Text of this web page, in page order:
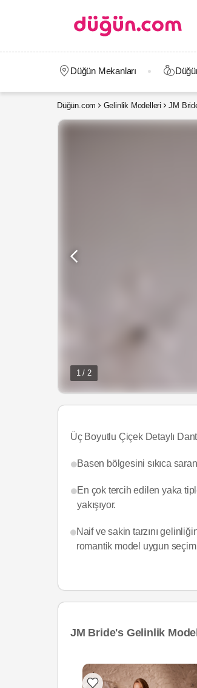
Düğün Mekanları
Düğün.com Gelinlik Modelleri JM
1 / 2
Üç Boyutlu Çiçek Detaylı
Basen bölgesini sıkıca
En çok tercih edilen yaka
yakışıyor.
Naif ve sakin tarzını
romantik model uygun
JM Bride's Gelinlik